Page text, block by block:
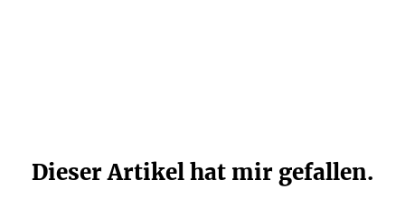
Dieser Artikel hat mir gefallen.